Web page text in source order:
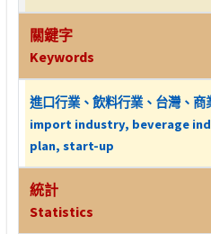
關鍵字
Keywords
進口行業、飲料行業、台灣、商
import industry, beverage
plan, start-up
統計
Statistics